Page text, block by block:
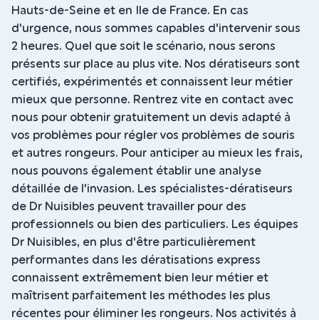
Hauts-de-Seine et en Ile de France. En cas
d'urgence, nous sommes capables d'intervenir sous
2 heures. Quel que soit le scénario, nous serons
présents sur place au plus vite. Nos dératiseurs sont
certifiés, expérimentés et connaissent leur métier
mieux que personne. Rentrez vite en contact avec
nous pour obtenir gratuitement un devis adapté à
vos problèmes pour régler vos problèmes de souris
et autres rongeurs. Pour anticiper au mieux les frais,
nous pouvons également établir une analyse
détaillée de l'invasion. Les spécialistes-dératiseurs
de Dr Nuisibles peuvent travailler pour des
professionnels ou bien des particuliers. Les équipes
Dr Nuisibles, en plus d'être particulièrement
performantes dans les dératisations express
connaissent extrêmement bien leur métier et
maîtrisent parfaitement les méthodes les plus
récentes pour éliminer les rongeurs. Nos activités à